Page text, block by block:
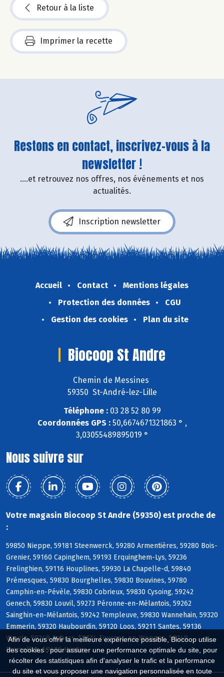
Afin de vous offrir la meilleure expérience possible, Biocoop utilise
des cookies : pour assurer une performance optimale du site, pour
récolter des statistiques afin d'analyser le trafic et la performance
du site et vous proposer une navigation personnalisée en toute
Retour à la liste
Imprimer la recette
Restons en contact, inscrivez-vous à la
newsletter !
....et retrouvez nos offres, nos événements et nos
actualités.
Inscription newsletter
Accueil Contact
Mentions légales
Protection des données
CGU
Gestion des cookies
Plan du site
Biocoop St Andre
Chemin de Messines
59350 St-André-lez-Lille
Téléphone :03 28 52 80 99
Coordonnées GPS :50,6674671321863 ° ,
3,03055489895019 °
Nous suivre sur
Votre magasin Biocoop St Andre (59350) est proche de
:
59850 Nieppe, 59181 Steenwerck, 59280 Armentières, 59280 Bois-
Grenier, 59160 Capinghem, 59193 Erquinghem-Lys, 59236
Frelinghien, 59116 Houplines, 59930 La Chapelle-d, 59840
Prémesques, 59830 Bourghelles, 59830 Bouvines, 59780
Camphin-en-Pévèle, 59830 Cobrieux, 59830 Cysoing, 59242
Genech, 59830 Louvil, 59273 Péronne-en-Mélantois, 59262
Sainghin-en-Mélantois, 59242 Templeuve, 59830 Wannehain, 59320
Emmerin, 59320 Haubourdin, 59120 Loos, 59211 Santes, 59136
Wavrin, 59249 Aubers, 59134 Fournes-en-Weppes, 59249
Fromelles, 59496 Hantay